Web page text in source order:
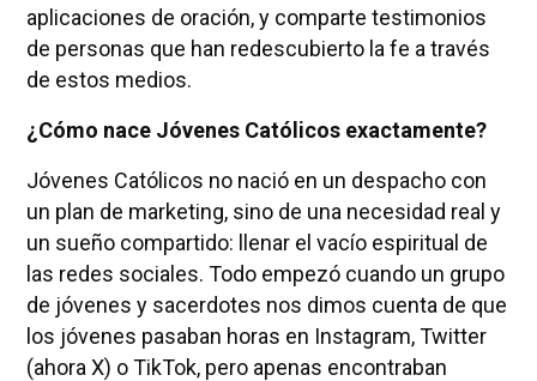
aplicaciones de oración, y comparte testimonios
de personas que han redescubierto la fe a través
de estos medios.
¿Cómo nace Jóvenes Católicos exactamente?
Jóvenes Católicos no nació en un despacho con
un plan de marketing, sino de una necesidad real y
un sueño compartido: llenar el vacío espiritual de
las redes sociales. Todo empezó cuando un grupo
de jóvenes y sacerdotes nos dimos cuenta de que
los jóvenes pasaban horas en Instagram, Twitter
(ahora X) o TikTok, pero apenas encontraban